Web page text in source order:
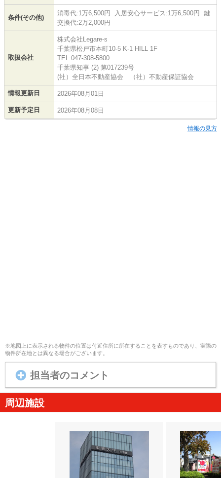
条件(その他)
消毒代:1万6,500円 入居安心サービス:1万6,500円 鍵
交換代:2万2,000円
取扱会社
株式会社Legare-s
千葉県松戸市本町10-5 K-1 HILL 1F
TEL:047-308-5800
千葉県知事 (2) 第017239号
(社）全日本不動産協会 （社）不動産保証協会
情報更新日 2026年08月01日
更新予定日 2026年08月08日
情報の見方
※地図上に表示される物件の位置は付近住所に所在することを表すものであり、実際の
物件所在地とは異なる場合がございます。
担当者のコメント
周辺施設